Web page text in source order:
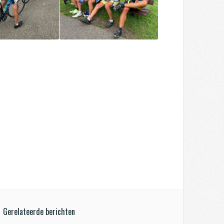
Gerelateerde berichten